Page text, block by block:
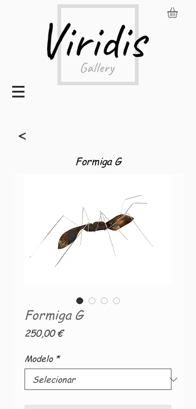
<
Formiga G
Formiga G
250,00 €Preço
Modelo *